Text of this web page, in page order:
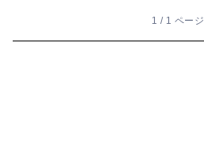
1 / 1 ページ